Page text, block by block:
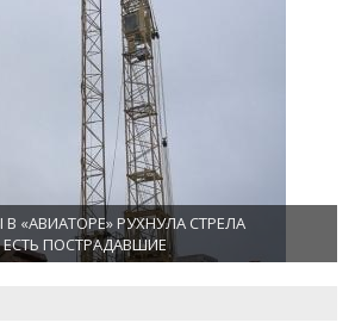
«АВИАТОРЕ» РУХНУЛА СТРЕЛА
ПОСТРАДАВШИЕ